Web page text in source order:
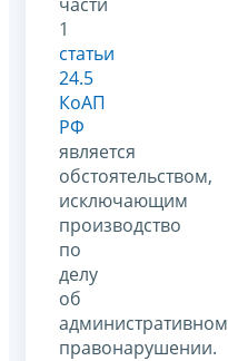
1
статьи
24.5
КоАП
РФ
является
обстоятельством,
исключающим
производство
по
делу
об
административном
правонарушении.